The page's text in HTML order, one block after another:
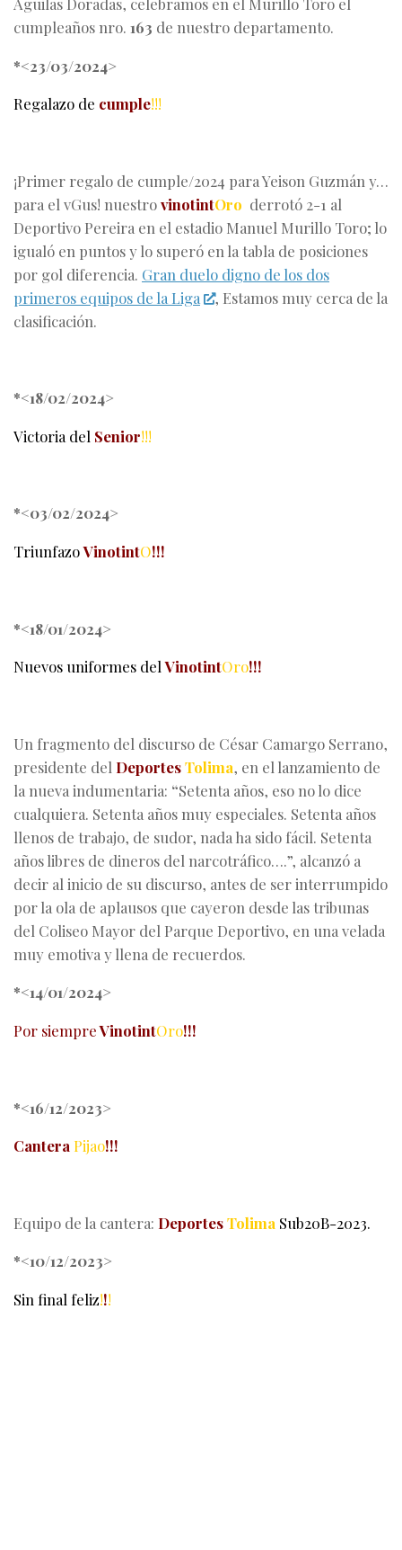
cumpleaños nro. 163 de nuestro departamento.
*<23/03/2024>
Regalazo de cumple!!!
¡Primer regalo de cumple/2024 para Yeison Guzmán y…
para el vGus! nuestrovinotintOro derrotó 2-1 al
Deportivo Pereira en el estadio Manuel Murillo Toro; lo
igualó en puntos y lo superó en la tabla de posiciones
por gol diferencia. Gran duelo digno de los dos
primeros equipos de la Liga
, Estamos muy cerca de la
clasificación.
*<18/02/2024>
Victoria del Senior!!!
*<03/02/2024>
TriunfazoVinotintO!!!
*<18/01/2024>
Nuevos uniformes delVinotintOro!!!
Un fragmento del discurso de César Camargo Serrano,
presidente del DeportesTolima, en el lanzamiento de
la nueva indumentaria: “Setenta años, eso no lo dice
cualquiera. Setenta años muy especiales. Setenta años
llenos de trabajo, de sudor, nada ha sido fácil. Setenta
años libres de dineros del narcotráfico….”, alcanzó a
decir al inicio de su discurso, antes de ser interrumpido
por la ola de aplausos que cayeron desde las tribunas
del Coliseo Mayor del Parque Deportivo, en una velada
muy emotiva y llena de recuerdos.
*<14/01/2024>
Por siempreVinotintOro!!!
*<16/12/2023>
Cantera Pijao!!!
Equipo de la cantera: DeportesTolima Sub20B-2023.
*<10/12/2023>
Sin final feliz!!!